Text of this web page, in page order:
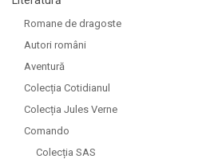
Romane de dragoste
Autori români
Aventură
Colecția Cotidianul
Colecția Jules Verne
Comando
Colecția SAS